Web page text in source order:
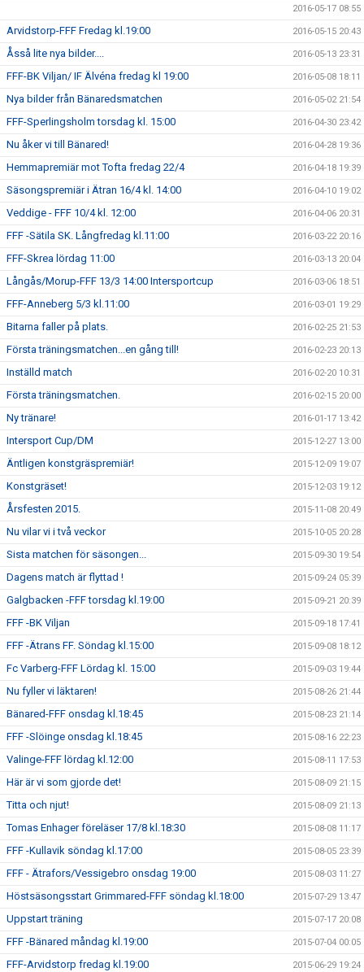
2016-05-17 08:55
Arvidstorp-FFF Fredag kl.19:00 2016-05-15 20:43
Åsså lite nya bilder.... 2016-05-13 23:31
FFF-BK Viljan/ IF Älvéna fredag kl 19:00 2016-05-08 18:11
Nya bilder från Bänaredsmatchen 2016-05-02 21:54
FFF-Sperlingsholm torsdag kl. 15:00 2016-04-30 23:42
Nu åker vi till Bänared! 2016-04-28 19:36
Hemmapremiär mot Tofta fredag 22/4 2016-04-18 19:39
Säsongspremiär i Ätran 16/4 kl. 14:00 2016-04-10 19:02
Veddige - FFF 10/4 kl. 12:00 2016-04-06 20:31
FFF -Sätila SK. Långfredag kl.11:00 2016-03-22 20:16
FFF-Skrea lördag 11:00 2016-03-13 20:04
Långås/Morup-FFF 13/3 14:00 Intersportcup 2016-03-06 18:51
FFF-Anneberg 5/3 kl.11:00 2016-03-01 19:29
Bitarna faller på plats. 2016-02-25 21:53
Första träningsmatchen...en gång till! 2016-02-23 20:13
Inställd match 2016-02-20 10:31
Första träningsmatchen. 2016-02-15 20:00
Ny tränare! 2016-01-17 13:42
Intersport Cup/DM 2015-12-27 13:00
Äntligen konstgräspremiär! 2015-12-09 19:07
Konstgräset! 2015-12-03 19:12
Årsfesten 2015. 2015-11-08 20:49
Nu vilar vi i två veckor 2015-10-05 20:28
Sista matchen för säsongen... 2015-09-30 19:54
Dagens match är flyttad ! 2015-09-24 05:39
Galgbacken -FFF torsdag kl.19:00 2015-09-21 20:39
FFF -BK Viljan 2015-09-18 17:41
FFF -Ätrans FF. Söndag kl.15:00 2015-09-08 18:12
Fc Varberg-FFF Lördag kl. 15:00 2015-09-03 19:44
Nu fyller vi läktaren! 2015-08-26 21:44
Bänared-FFF onsdag kl.18:45 2015-08-23 21:14
FFF -Slöinge onsdag kl.18:45 2015-08-16 22:23
Valinge-FFF lördag kl.12:00 2015-08-11 17:53
Här är vi som gjorde det! 2015-08-09 21:15
Titta och njut! 2015-08-09 21:13
Tomas Enhager föreläser 17/8 kl.18:30 2015-08-08 11:17
FFF -Kullavik söndag kl.17:00 2015-08-05 23:39
FFF - Ätrafors/Vessigebro onsdag 19:00 2015-08-03 11:27
Höstsäsongsstart Grimmared-FFF söndag kl.18:00 2015-07-29 13:47
Uppstart träning 2015-07-17 20:08
FFF -Bänared måndag kl.19:00 2015-07-04 00:05
FFF-Arvidstorp fredag kl.19:00 2015-06-29 19:24